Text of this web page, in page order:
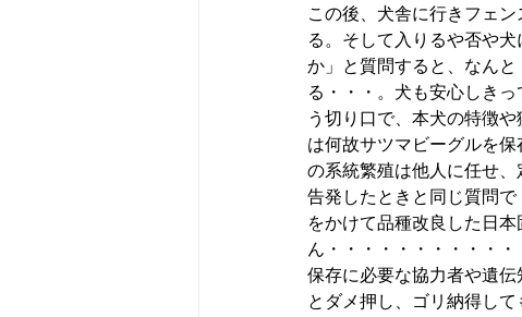
この後、犬舎に行きフェ
る。そして入りるや否や
か」と質問すると、なん
る・・・。犬も安心しき
う切り口で、本犬の特徴
は何故サツマビーグルを
の系統繁殖は他人に任せ
告発したときと同じ質問
をかけて品種改良した日
ん・・・・・・・・・・
保存に必要な協力者や遺伝
とダメ押し、ゴリ納得して